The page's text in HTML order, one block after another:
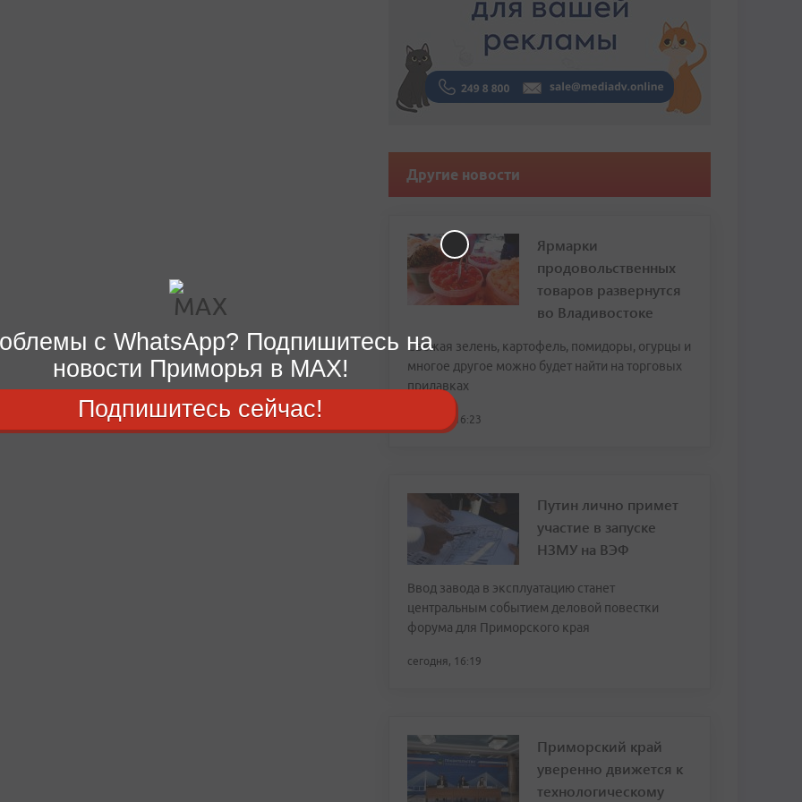
Другие новости
Ярмарки
продовольственных
товаров развернутся
во Владивостоке
Свежая зелень, картофель, помидоры, огурцы и
многое другое можно будет найти на торговых
прилавках
сегодня, 16:23
Путин лично примет
участие в запуске
НЗМУ на ВЭФ
Ввод завода в эксплуатацию станет
центральным событием деловой повестки
форума для Приморского края
сегодня, 16:19
Приморский край
уверенно движется к
технологическому
с WhatsApp? Подпишитесь на
новости Приморья в MAX!
Подпишитесь сейчас!